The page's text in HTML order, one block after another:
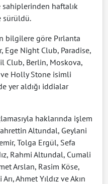
sahiplerinden haftalık
sürüldü.
bilgilere göre Pırlanta
Ege Night Club, Paradise,
Club, Berlin, Moskova,
Holly Stone isimli
yer aldığı iddialar
haklarında işlem
Altundal, Geylani
Tolga Ergül, Sefa
Rahmi Altundal, Cumali
Arslan, Rasim Köse,
Ahmet Yıldız ve Akın